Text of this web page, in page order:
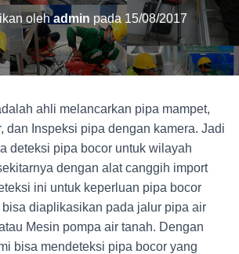
olehadmin pada15/08/2017
ahli melancarkan pipa mampet,
dan Inspeksi pipa dengan kamera. Jadi
deteksi pipa bocor untuk wilayah
dengan alat canggih import
ini untuk keperluan pipa bocor
diaplikasikan pada jalur pipa air
Mesin pompa air tanah. Dengan
bisa mendeteksi pipa bocor yang